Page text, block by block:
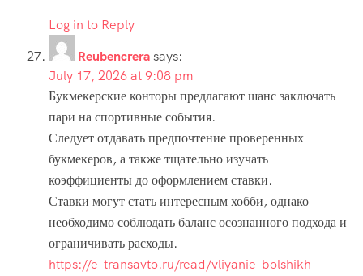
Log in to Reply
Reubencrerasays:
July 17, 2026 at 9:08 pm
Букмекерские конторы предлагают шанс заключать
пари на спортивные события.
Следует отдавать предпочтение проверенных
букмекеров, а также тщательно изучать
коэффициенты до оформлением ставки.
Ставки могут стать интересным хобби, однако
необходимо соблюдать баланс осознанного подхода и
ограничивать расходы.
https://e-transavto.ru/read/vliyanie-bolshikh-